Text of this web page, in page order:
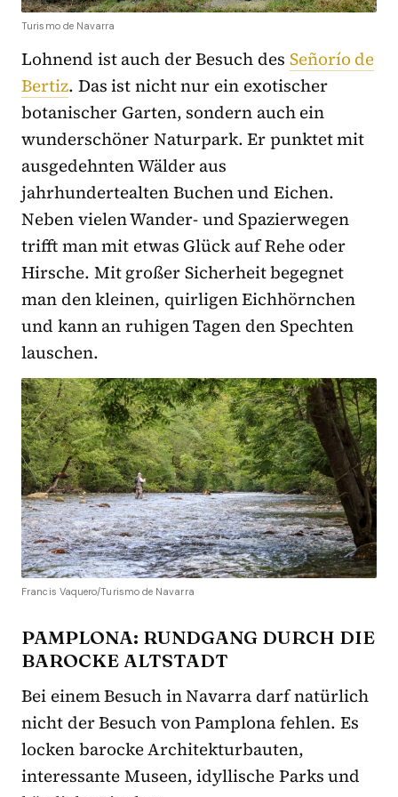
Turismo de Navarra
Lohnend ist auch der Besuch des Señorío de
Bertiz. Das ist nicht nur ein exotischer
botanischer Garten, sondern auch ein
wunderschöner Naturpark. Er punktet mit
ausgedehnten Wälder aus
jahrhundertealten Buchen und Eichen.
Neben vielen Wander- und Spazierwegen
trifft man mit etwas Glück auf Rehe oder
Hirsche. Mit großer Sicherheit begegnet
man den kleinen, quirligen Eichhörnchen
und kann an ruhigen Tagen den Spechten
lauschen.
Francis Vaquero/Turismo de Navarra
PAMPLONA: RUNDGANG DURCH DIE
BAROCKE ALTSTADT
Bei einem Besuch in Navarra darf natürlich
nicht der Besuch von Pamplona fehlen. Es
locken barocke Architekturbauten,
interessante Museen, idyllische Parks und